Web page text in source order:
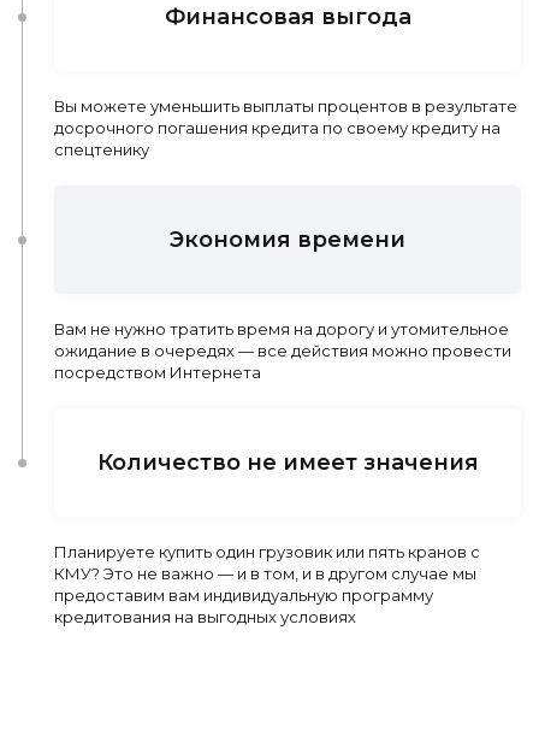
Финансовая выгода
Вы можете уменьшить выплаты процентов в результате
досрочного погашения кредита по своему кредиту на
спецтенику
Экономия времени
Вам не нужно тратить время на дорогу и утомительное
ожидание в очередях — все действия можно провести
посредством Интернета
Количество не имеет значения
Планируете купить один грузовик или пять кранов с
КМУ? Это не важно — и в том, и в другом случае мы
предоставим вам индивидуальную программу
кредитования на выгодных условиях